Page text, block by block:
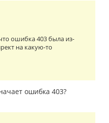
ошибка 403 была из-
на какую-то
ошибка 403?